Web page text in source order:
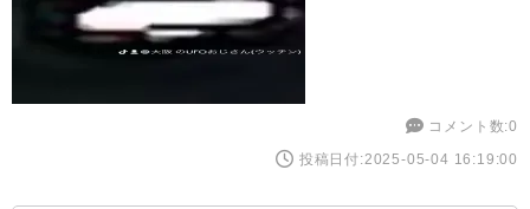
コメント数:0
投稿日付:2025-05-04 16:19:00